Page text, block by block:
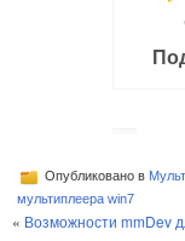
Опубликовано в
мультиплеера win7
« Возможности mmDev